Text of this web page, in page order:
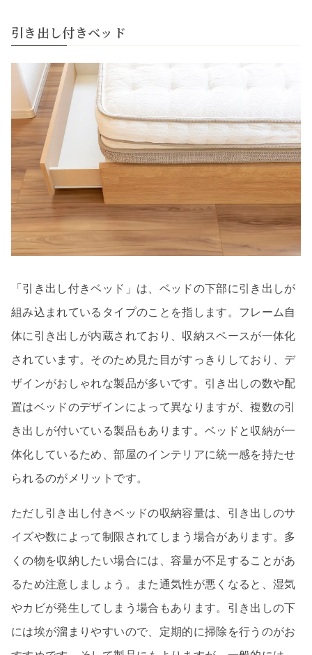
引き出し付きベッド
「引き出し付きベッド」は、ベッドの下部に引き出しが
組み込まれているタイプのことを指します。フレーム自
体に引き出しが内蔵されており、収納スペースが一体化
されています。そのため見た目がすっきりしており、デ
ザインがおしゃれな製品が多いです。引き出しの数や配
置はベッドのデザインによって異なりますが、複数の引
き出しが付いている製品もあります。ベッドと収納が一
体化しているため、部屋のインテリアに統一感を持たせ
られるのがメリットです。
ただし引き出し付きベッドの収納容量は、引き出しのサ
イズや数によって制限されてしまう場合があります。多
くの物を収納したい場合には、容量が不足することがあ
るため注意しましょう。また通気性が悪くなると、湿気
やカビが発生してしまう場合もあります。引き出しの下
には埃が溜まりやすいので、定期的に掃除を行うのがお